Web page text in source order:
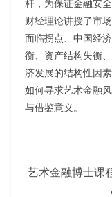
杆，为保证金融安
财经理论讲授了市
面临拐点、中国经
衡、资产结构失衡
济发展的结构性因
如何寻求艺术金融
与借鉴意义。
艺术金融博士课